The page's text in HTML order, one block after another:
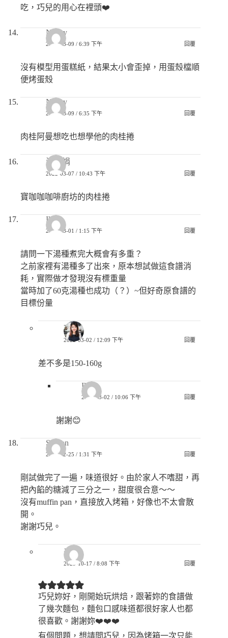
吃，巧兒的用心在裡頭❤️
Nancy
2022-03-09 / 6:39 下午 回覆
沒有模型用蛋糕紙，結果太小會歪掉，用蛋殼檔順
便烤蛋殼
Nancy
2022-03-09 / 6:35 下午 回覆
肉桂阿曼想吃也想學他的肉桂捲
洪雅娟
2022-03-07 / 10:43 下午 回覆
寶咖咖咖啡廚坊的肉桂捲
Iky
2022-03-01 / 1:15 下午 回覆
請問一下湯種煮完大概會有多重？
之前家裡有湯種多了出來，原本想試做這食譜消
耗，實際做才發現沒有標重量
當時加了60克湯種也成功（？）~但好奇原食譜的
目標份量
巧兒
2022-03-02 / 12:09 下午 回覆
差不多是150-160g
Iky
2022-03-02 / 10:06 下午 回覆
謝謝😊
Sharon
2022-02-25 / 1:31 下午 回覆
剛試做完了一遍，味道很好。由於家人不嗜甜，再
把內餡的糖減了三分之一，甜度很合意～～
沒有muffin pan，直接放入烤箱，好像也不太會散
開。
謝謝巧兒。
卉
2023-10-17 / 8:08 下午 回覆
巧兒妳好，剛開始玩烘焙，跟著妳的食譜做
了幾次麵包，麵包口感味道都很好家人也都
很喜歡。謝謝妳❤️❤️❤️
有個問題，想請問巧兒，因為烤箱一次只能